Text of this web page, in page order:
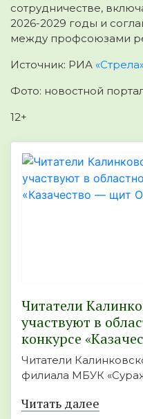
сотрудничестве,
2026-2029 годы и
между профсоюзами
Источник: РИА
Фото: новостной
12+
Читатели
участвуют в
конкурсе
Читатели
филиала МБУК
Читать далее